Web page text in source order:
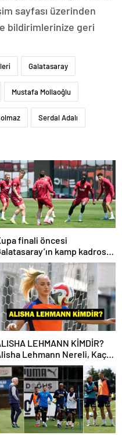
sayfası üzerinden
bildirimlerinize geri
Galatasaray
Mustafa Mollaoğlu
Serdal Adalı
finali öncesi
kamp kadrosu
oldu!
LEHMANN KİMDİR?
Lehmann Nereli, Kaç
Hangi Takımda